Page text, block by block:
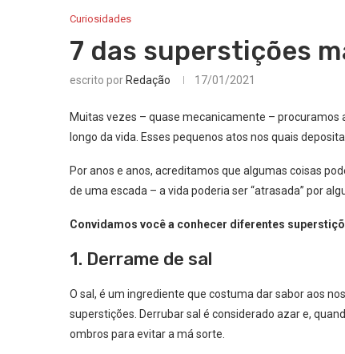
Curiosidades
7 das superstições
escrito por Redação 17/01/2021
Muitas vezes – quase mecanicamente –
longo da vida. Esses pequenos atos nos quais
Por anos e anos, acreditamos que algumas coisas
de uma escada – a vida poderia ser “atrasada” por
Convidamos você a conhecer diferentes
1. Derrame de sal
O sal, é um ingrediente que costuma dar sabor aos
superstições. Derrubar sal é considerado azar e,
ombros para evitar a má sorte.